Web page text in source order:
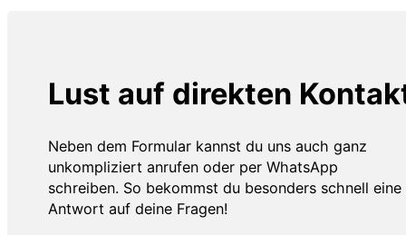
Lust auf direkten
Neben dem Formular kannst du uns auch ganz
unkompliziert anrufen oder per WhatsApp
schreiben. So bekommst du besonders schnell eine
Antwort auf deine Fragen!